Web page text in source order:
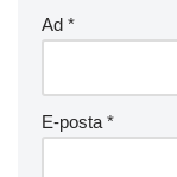
Ad *
E-posta *